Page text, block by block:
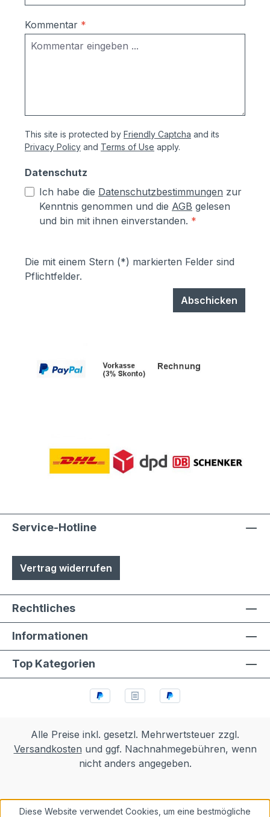
Kommentar *
This site is protected by Friendly Captcha and its
Privacy Policy and Terms of Use apply.
Datenschutz
Ich habe die Datenschutzbestimmungen zur
Kenntnis genommen und die AGB gelesen
und bin mit ihnen einverstanden. *
Die mit einem Stern (*) markierten Felder sind
Pflichtfelder.
Abschicken
Service-Hotline
Vertrag widerrufen
Rechtliches
Informationen
Top Kategorien
Alle Preise inkl. gesetzl. Mehrwertsteuer zzgl.
Versandkosten und ggf. Nachnahmegebühren, wenn
nicht anders angegeben.
Diese Website verwendet Cookies, um eine bestmögliche